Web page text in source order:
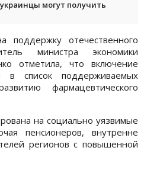
могут получить
поддержку отечественного
министра экономики
отметила, что включение
в список поддерживаемых
фармацевтического
на социально уязвимые
пенсионеров, внутренне
регионов с повышенной